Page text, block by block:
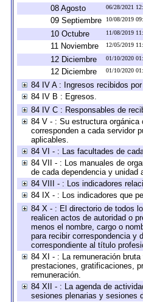
08 Agosto 06/28/2021
09 Septiembre 10/08/2019
10 Octubre 11/08/2019
11 Noviembre 12/05/2019
12 Diciembre
01/10/2020
12 Diciembre 01/10/2020
84 IV A : Ingresos recibidos
84 IV B : Egresos.
84 IV C : Responsables de
84 V - : Su estructura orgánica
corresponden a cada servidor
aplicables.
84 VI - : Las facultades de
84 VII - : Los manuales de
de cada dependencia y
84 VIII - : Los indicadores
84 IX - : Los indicadores que
84 X - : El directorio de todos
realicen actos de autoridad o
menos el nombre, cargo o
para recibir correspondencia y
correspondiente al título
84 XI - : La remuneración
prestaciones, gratificaciones,
remuneración.
84 XII - : La agenda de
sesiones plenarias y sesiones